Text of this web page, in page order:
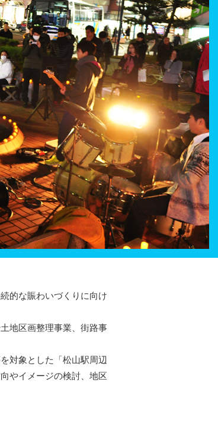
的な賑わいづくりに向け
地区画整理事業、街路事
対象とした「松山駅周辺
やイメージの検討、地区